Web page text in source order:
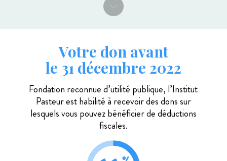
contre la Covid‑19
800étudiants
10 Prix Nobel
143 unités de recherches
Votre don avant
le 31 décembre 2022
Fondation reconnue d’utilité publique, l’Institut
Pasteur est habilité à recevoirdes dons sur
lesquels vous pouvez bénéficier de déductions
fiscales.